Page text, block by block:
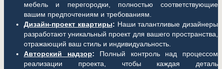
мебель и перегородки, полностью соответствующие
вашим предпочтениям и требованиям.
Дизайн-проект квартиры: Наши талантливые дизайнеры
разработают уникальный проект для вашего пространства,
отражающий ваш стиль и индивидуальность.
Авторский надзор: Полный контроль над процессом
реализации проекта, чтобы каждая деталь